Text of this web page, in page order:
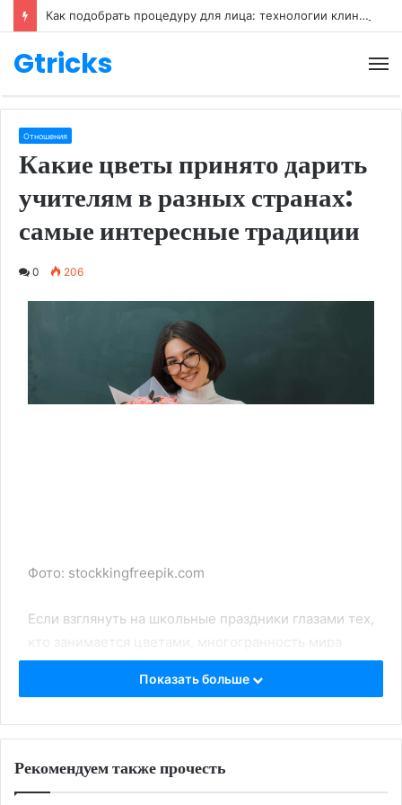
Как подобрать процедуру для лица: технологии клиники Re.form
Gtricks
Отношения
Какие цветы принято дарить
учителям в разных странах:
самые интересные традиции
0 206
Фото: stockkingfreepik.com
Если взглянуть на школьные праздники глазами тех,
кто занимается цветами, многогранность мира
поражает. Где-то педагогов купают в море осенних
букетов, где-то благодарят минималистично —
заменяют ритуалом, в котором каждый лепесток
интересные традиции дарения цветов учителям в
Показать больше
Рекомендуем также прочесть